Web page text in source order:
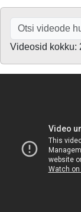
Videosid kokku: